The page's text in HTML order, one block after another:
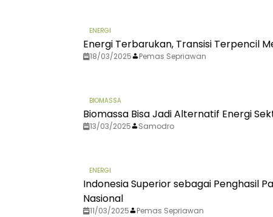
ENERGI
Energi Terbarukan, Transisi Terpencil
18/03/2025 Pemas Sepriawan
BIOMASSA
Biomassa Bisa Jadi Alternatif Energi
13/03/2025 Samodro
ENERGI
Indonesia Superior sebagai Penghasil
Nasional
11/03/2025 Pemas Sepriawan